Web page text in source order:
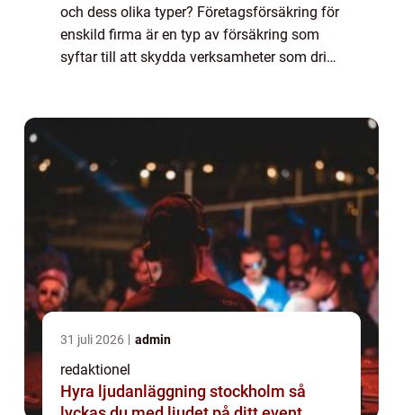
och dess olika typer? Företagsförsäkring för
enskild firma är en typ av försäkring som
syftar till att skydda verksamheter som drivs
31 juli 2026 admin
redaktionel
Hyra ljudanläggning stockholm så